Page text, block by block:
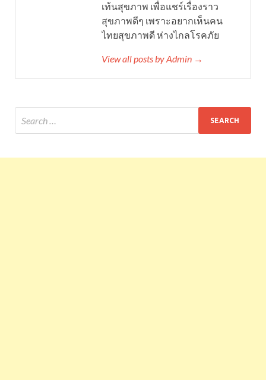
เท้นสุขภาพ เพื่อแชร์เรื่องราว
สุขภาพดีๆ เพราะอยากเห็นคน
ไทยสุขภาพดี ห่างไกลโรคภัย
View all posts by Admin →